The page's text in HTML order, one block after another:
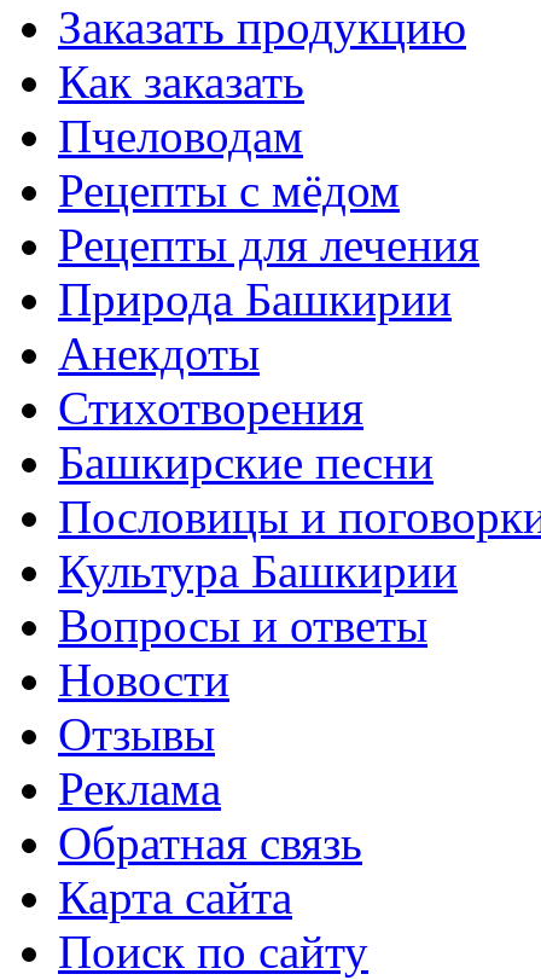
Заказать продукцию
Как заказать
Пчеловодам
Рецепты с мёдом
Рецепты для лечения
Природа Башкирии
Анекдоты
Стихотворения
Башкирские песни
Пословицы и
Культура Башкирии
Вопросы и ответы
Новости
Отзывы
Реклама
Обратная связь
Карта сайта
Поиск по сайту